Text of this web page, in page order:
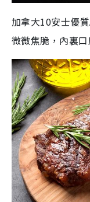
加拿大10安士優
微微焦脆，內裏口